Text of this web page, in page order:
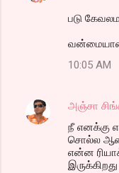
படு
10:05 AM
அஞ்சா
நீ எனக்கு
சொல்ல
என்ன
இருக்கிறது